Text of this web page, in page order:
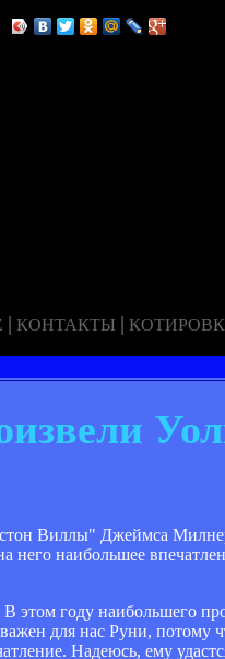
| КОНТАКТЫ |
Виллы" Джеймса
него наибольшее
этом году наибольшего
для нас Руни, потому
Надеюсь, ему